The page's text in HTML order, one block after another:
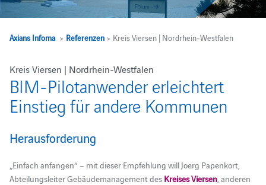
Axians Infoma> Referenzen> Kreis Viersen | Nordrhein-Westfalen
Kreis Viersen | Nordrhein-Westfalen
BIM-Pilotanwender erleichtert
Einstieg für andere Kommunen
Herausforderung
„Einfach anfangen“ – mit dieser Empfehlung will Joerg Papenkort,
Abteilungsleiter Gebäudemanagement des Kreises Viersen, anderen